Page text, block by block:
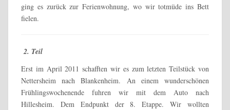
ging es zurück zur Ferienwohnung, wo wir totmüde ins Bett
fielen.
2. Teil
Erst im April 2011 schafften wir es zum letzten Teilstück von
Nettersheim nach Blankenheim. An einem wunderschönen
Frühlingswochenende fuhren wir mit dem Auto nach
Hillesheim. Dem Endpunkt der 8. Etappe. Wir wollten